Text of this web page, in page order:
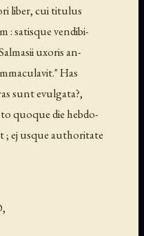
liber, cui titulus
: satisque vendibi-
uxoris an-
Has
sunt evulgata?,
quoque die hebdo-
; ej usque authoritate